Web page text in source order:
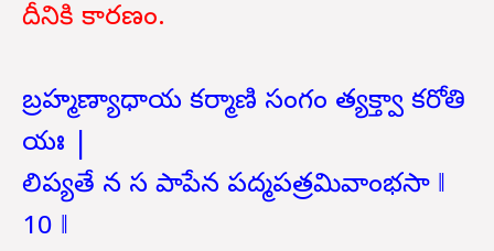
దీనికి కారణం.
బ్రహ్మణ్యాధాయ కర్మాణి సంగం త్యక్త్వా కరోతి
యః |
లిప్యతే న స పాపేన పద్మపత్రమివాంభసా ‖
10 ‖